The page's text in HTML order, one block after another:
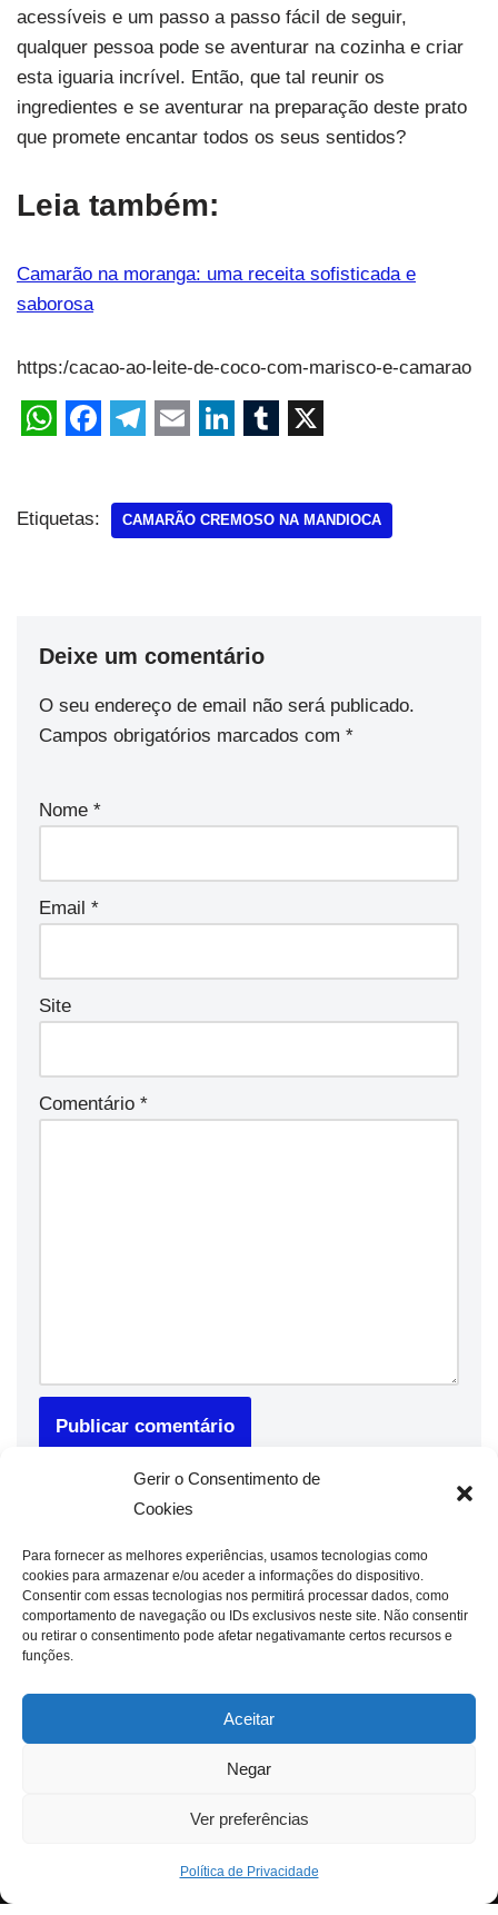
Gerir o Consentimento de
Cookies
Para fornecer as melhores experiências, usamos tecnologias como
cookies para armazenar e/ou aceder a informações do dispositivo.
Consentir com essas tecnologias nos permitirá processar dados, como
comportamento de navegação ou IDs exclusivos neste site. Não consentir
ou retirar o consentimento pode afetar negativamante certos recursos e
funções.
Aceitar
Negar
Ver preferências
Política de Privacidade
acessíveis e um passo a passo fácil de seguir,
qualquer pessoa pode se aventurar na cozinha e criar
esta iguaria incrível. Então, que tal reunir os
ingredientes e se aventurar na preparação deste prato
que promete encantar todos os seus sentidos?
Leia também:
Camarão na moranga: uma receita sofisticada e
saborosa
https:/cacao-ao-leite-de-coco-com-marisco-e-camarao
Etiquetas: CAMARÃO CREMOSO NA MANDIOCA
Deixe um comentário
O seu endereço de email não será publicado.
Campos obrigatórios marcados com *
Nome *
Email *
Site
Comentário *
| Criado comWordPress